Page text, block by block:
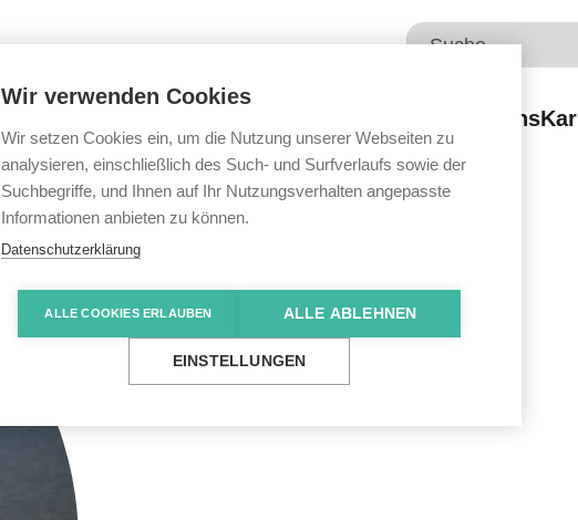
Wir über uns
Wir verwenden Cookies
Wir setzen Cookies ein, um die Nutzung unserer Webseiten zu
analysieren, einschließlich des Such- und Surfverlaufs sowie der
Suchbegriffe, und Ihnen auf Ihr Nutzungsverhalten angepasste
Informationen anbieten zu können.
Datenschutzerklärung
ALLE COOKIES ERLAUBEN ALLE ABLEHNEN
EINSTELLUNGEN